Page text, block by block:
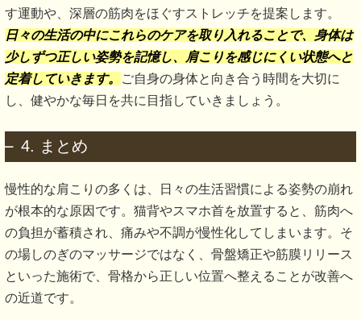
す運動や、深層の筋肉をほぐすストレッチを提案します。
日々の生活の中にこれらのケアを取り入れることで、身体は
少しずつ正しい姿勢を記憶し、肩こりを感じにくい状態へと
定着していきます。
ご自身の身体と向き合う時間を大切に
し、健やかな毎日を共に目指していきましょう。
4. まとめ
慢性的な肩こりの多くは、日々の生活習慣による姿勢の崩れ
が根本的な原因です。猫背やスマホ首を放置すると、筋肉へ
の負担が蓄積され、痛みや不調が慢性化してしまいます。そ
の場しのぎのマッサージではなく、骨盤矯正や筋膜リリース
といった施術で、骨格から正しい位置へ整えることが改善へ
の近道です。